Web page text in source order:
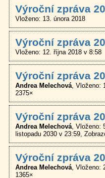
Výroční zpráva
Vloženo: 13. února 2018
Výroční zpráva
Vloženo: 12. října 2018 v 8:58
Výroční zpráva
Andrea Melechová Vloženo:
2375×
Výroční zpráva
Andrea Melechová Vloženo:
listopadu 2030 v 23:59
Výroční zpráva
Andrea Melechová Vloženo:
1365×